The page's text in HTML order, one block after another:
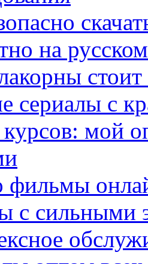
на
сериалы с
мой
с сильными